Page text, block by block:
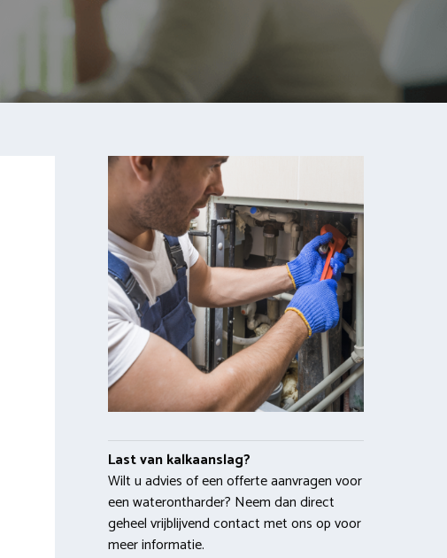
Last van kalkaanslag?
Wilt u advies of een offerte aanvragen voor
een waterontharder? Neem dan direct
geheel vrijblijvend contact met ons op voor
meer informatie.